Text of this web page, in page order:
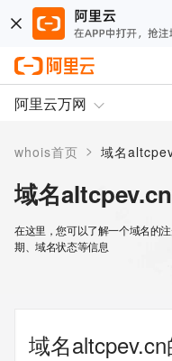
阿里云万网
whois首页 > 域名
域名
在这里，您可以了解一个域名的
期、域名状态等信息
域名